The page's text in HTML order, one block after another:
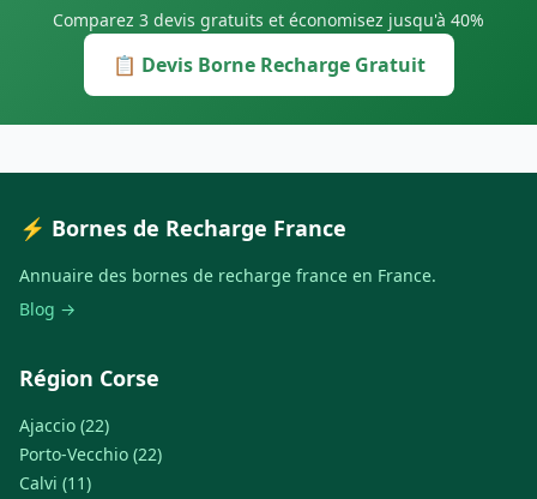
Comparez 3 devis gratuits et économisez jusqu'à 40%
📋 Devis Borne Recharge Gratuit
⚡ Bornes de Recharge France
Annuaire des bornes de recharge france en France.
Blog →
Région Corse
Ajaccio (22)
Porto-Vecchio (22)
Calvi (11)